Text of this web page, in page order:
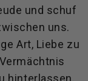
und schuf
uns.
Art, Liebe zu
hinterlassen.